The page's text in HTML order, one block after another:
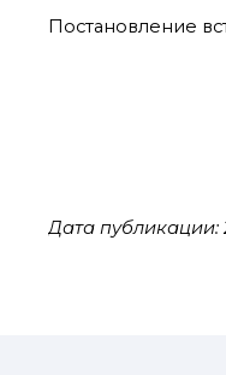
Постановление
Дата публикации: